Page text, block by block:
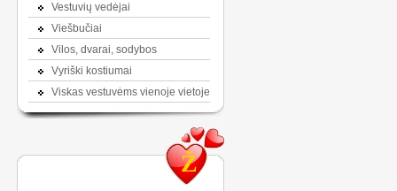
Vestuvių vedėjai
Viešbučiai
Vilos, dvarai, sodybos
Vyriški kostiumai
Viskas vestuvėms vienoje vietoje
Ž